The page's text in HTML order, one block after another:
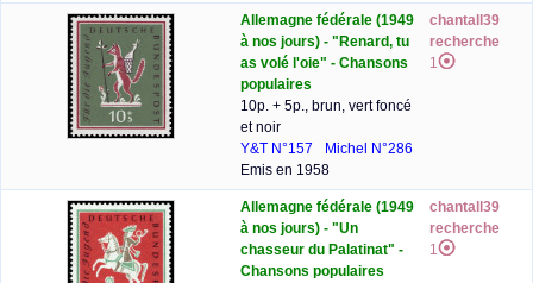
Allemagne fédérale (1949
à nos jours) - "Renard, tu
as volé l'oie" - Chansons
populaires
10p. + 5p., brun, vert foncé
et noir
Y&T N°157
Michel N°286
Emis en 1958
chantall39
recherche
1
Allemagne fédérale (1949
à nos jours) - "Un
chasseur du Palatinat" -
Chansons populaires
chantall39
recherche
1